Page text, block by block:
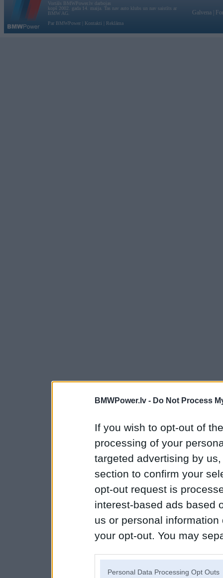
BMWPower.lv - Do Not Process
If you wish to opt-out of
processing of your
targeted advertising by
section to confirm your
opt-out request is
interest-based ads based
us or personal
your opt-out. You may
Personal Data Processing Opt Outs
Vortāls BMWPower.lv darbojas
kopš 2002. gada 14. maija. Tas nav auto klubs un nav saistīts ar
BMW AG.
Par BMWPower
Kontakti Reklāma
Galvena